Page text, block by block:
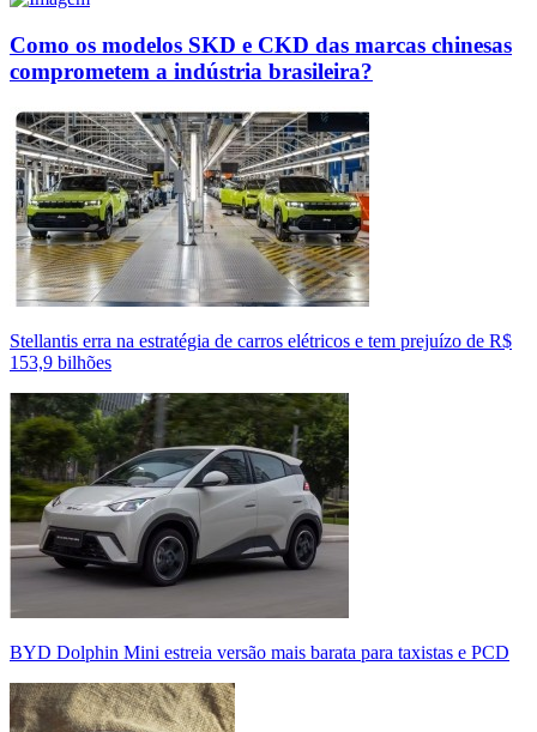
Como os modelos SKD e CKD das marcas chinesas
comprometem a indústria brasileira?
Stellantis erra na estratégia de carros elétricos e tem prejuízo de R$
153,9 bilhões
BYD Dolphin Mini estreia versão mais barata para taxistas e PCD